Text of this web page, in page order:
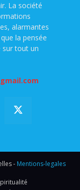
La société
alarmantes
la pensée
sur tout un
- Mentions-legales